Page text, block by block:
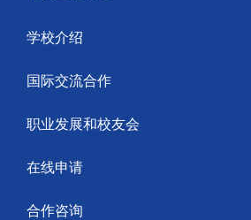
学校介绍
国际交流合作
职业发展和校友会
在线申请
合作咨询